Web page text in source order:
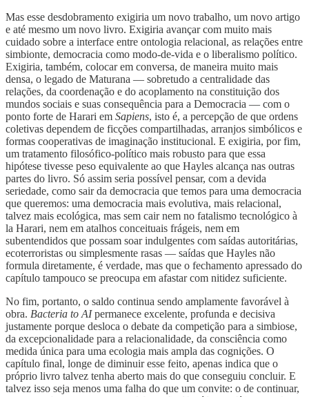
Mas esse desdobramento exigiria um novo trabalho, um novo artigo
e até mesmo um novo livro. Exigiria avançar com muito mais
cuidado sobre a interface entre ontologia relacional, as relações entre
simbionte, democracia como modo-de-vida e o liberalismo político.
Exigiria, também, colocar em conversa, de maneira muito mais
densa, o legado de Maturana — sobretudo a centralidade das
relações, da coordenação e do acoplamento na constituição dos
mundos sociais e suas consequência para a Democracia — com o
ponto forte de Harari em Sapiens, isto é, a percepção de que ordens
coletivas dependem de ficções compartilhadas, arranjos simbólicos e
formas cooperativas de imaginação institucional. E exigiria, por fim,
um tratamento filosófico-político mais robusto para que essa
hipótese tivesse peso equivalente ao que Hayles alcança nas outras
partes do livro. Só assim seria possível pensar, com a devida
seriedade, como sair da democracia que temos para uma democracia
que queremos: uma democracia mais evolutiva, mais relacional,
talvez mais ecológica, mas sem cair nem no fatalismo tecnológico à
la Harari, nem em atalhos conceituais frágeis, nem em
subentendidos que possam soar indulgentes com saídas autoritárias,
ecoterroristas ou simplesmente rasas — saídas que Hayles não
formula diretamente, é verdade, mas que o fechamento apressado do
capítulo tampouco se preocupa em afastar com nitidez suficiente.
No fim, portanto, o saldo continua sendo amplamente favorável à
obra. Bacteria to AIpermanece excelente, profunda e decisiva
justamente porque desloca o debate da competição para a simbiose,
da excepcionalidade para a relacionalidade, da consciência como
medida única para uma ecologia mais ampla das cognições. O
capítulo final, longe de diminuir esse feito, apenas indica que o
próprio livro talvez tenha aberto mais do que conseguiu concluir. E
talvez isso seja menos uma falha do que um convite: o de continuar,